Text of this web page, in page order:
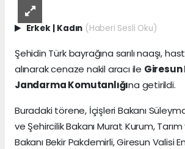
Erkek | Kadın (Haberi Sesli Oku)
Şehidin Türk bayrağına sarılı naaşı,
alınarak cenaze nakil aracı ile Giresun
Jandarma Komutanlığına getirildi.
Buradaki törene, İçişleri Bakanı
ve Şehircilik Bakanı Murat Kurum,
Bakanı Bekir Pakdemirli, Giresun Valisi